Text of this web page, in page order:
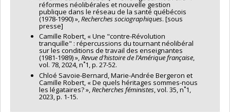
réformes néolibérales et nouvelle gestion
publique dans le réseau de la santé québécois
(1978-1990) »,Recherches sociographiques. [sous
presse]
Camille Robert, « Une "contre-Révolution
tranquille" : répercussions du tournant néolibéral
sur les conditions de travail des enseignantes
(1981-1989) »,Revue d’histoire de l’Amérique française,
vol. 78, 2024, n˚1, p. 27-52.​​​​​​
Chloé Savoie-Bernard, Marie-Andrée Bergeron et
Camille Robert, « De quels héritages sommes-nous
les légataires? »,Recherches féministes, vol. 35, n˚1,
2023, p. 1-15.